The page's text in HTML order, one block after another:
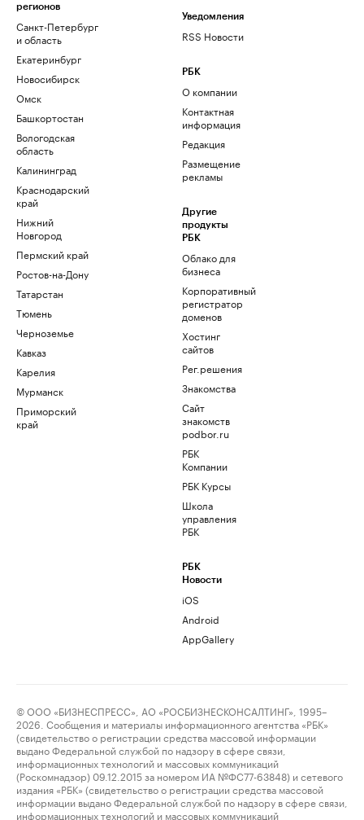
регионов
Санкт-Петербург
и область
Екатеринбург
Новосибирск
Омск
Башкортостан
Вологодская
область
Калининград
Краснодарский
край
Нижний
Новгород
Пермский край
Ростов-на-Дону
Татарстан
Тюмень
Черноземье
Кавказ
Карелия
Мурманск
Приморский
край
Уведомления
RSS Новости
РБК
О компании
Контактная
информация
Редакция
Размещение
рекламы
Другие
продукты
РБК
Облако для
бизнеса
Корпоративный
регистратор
доменов
Хостинг
сайтов
Рег.решения
Знакомства
Сайт
знакомств
podbor.ru
РБК
Компании
РБК Курсы
Школа
управления
РБК
РБК
Новости
iOS
Android
AppGallery
© ООО «БИЗНЕСПРЕСС», АО «РОСБИЗНЕСКОНСАЛТИНГ», 1995–
2026. Сообщения и материалы информационного агентства «РБК»
(свидетельство о регистрации средства массовой информации
выдано Федеральной службой по надзору в сфере связи,
информационных технологий и массовых коммуникаций
(Роскомнадзор) 09.12.2015 за номером ИА №ФС77-63848) и сетевого
издания «РБК» (свидетельство о регистрации средства массовой
информации выдано Федеральной службой по надзору в сфере связи,
информационных технологий и массовых коммуникаций